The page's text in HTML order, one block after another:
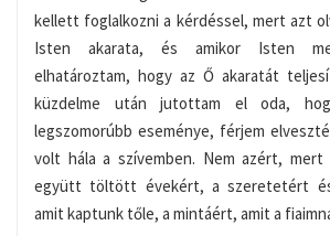
kellett foglalkozni a kérdéssel, mert azt
Isten akarata, és amikor Isten
elhatároztam, hogy az Ő akaratát
küzdelme után jutottam el oda,
legszomorúbb eseménye, férjem
volt hála a szívemben. Nem azért, mert
együtt töltött évekért, a szeretetért
amit kaptunk tőle, a mintáért, amit a